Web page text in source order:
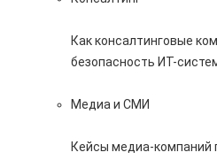
Как консалтинговые
безопасность ИТ-
Медиа и СМИ
Кейсы медиа-компаний